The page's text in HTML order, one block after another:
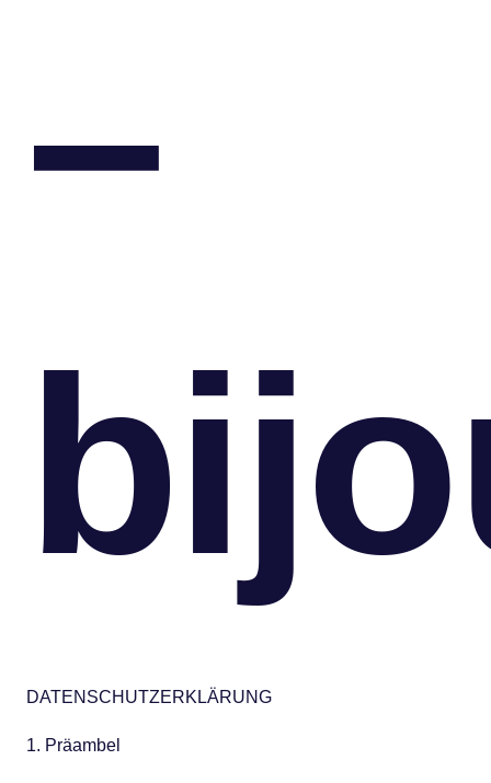
–
DATENSCHUTZERKLÄRUNG
1. Präambel